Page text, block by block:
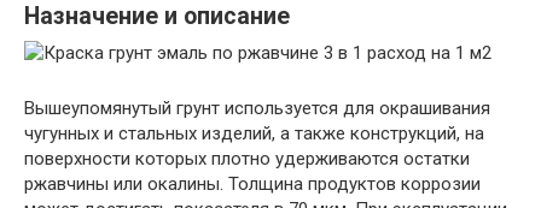
Назначение и описание
Вышеупомянутый грунт используется для окрашивания
чугунных и стальных изделий, а также конструкций, на
поверхности которых плотно удерживаются остатки
ржавчины или окалины. Толщина продуктов коррозии